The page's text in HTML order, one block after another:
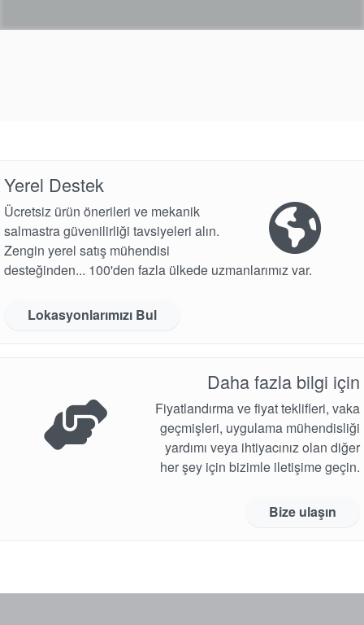
Yerel Destek
Ücretsiz ürün önerileri ve mekanik
salmastra güvenilirliği tavsiyeleri alın.
Zengin yerel satış mühendisi
desteğinden... 100'den fazla ülkede uzmanlarımız var.
Lokasyonlarımızı Bul
Daha fazla bilgi için
Fiyatlandırma ve fiyat teklifleri, vaka
geçmişleri, uygulama mühendisliği
yardımı veya ihtiyacınız olan diğer
her şey için bizimle iletişime geçin.
Bize ulaşın